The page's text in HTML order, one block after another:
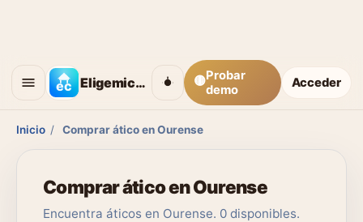
Eligemicasa 🟡Probar
demo
Acceder
Inicio / Comprar ático en Ourense
Comprar ático en Ourense
Encuentra áticos en Ourense. 0 disponibles.